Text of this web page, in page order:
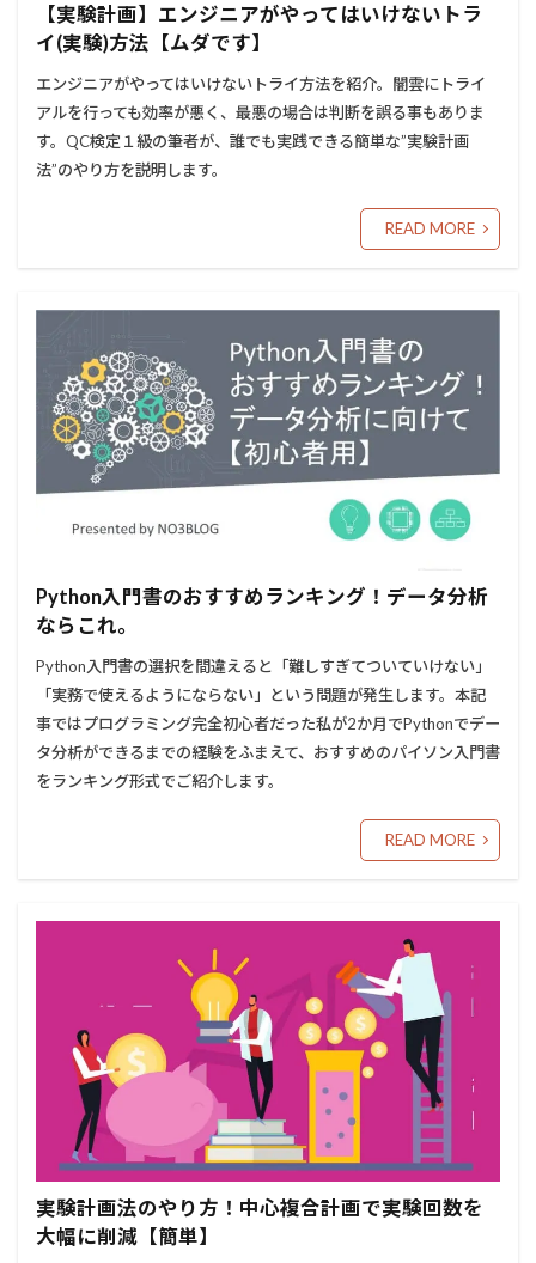
【実験計画】エンジニアがやってはいけないトラ
イ(実験)方法【ムダです】
エンジニアがやってはいけないトライ方法を紹介。闇雲にトライ
アルを行っても効率が悪く、最悪の場合は判断を誤る事もありま
す。QC検定１級の筆者が、誰でも実践できる簡単な”実験計画
法”のやり方を説明します。
READ MORE
Python入門書のおすすめランキング！データ分析
ならこれ。
Python入門書の選択を間違えると「難しすぎてついていけない」
「実務で使えるようにならない」という問題が発生します。本記
事ではプログラミング完全初心者だった私が2か月でPythonでデー
タ分析ができるまでの経験をふまえて、おすすめのパイソン入門書
をランキング形式でご紹介します。
READ MORE
実験計画法のやり方！中心複合計画で実験回数を
大幅に削減【簡単】